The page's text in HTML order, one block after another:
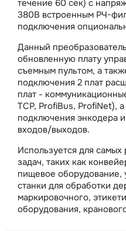
течение 60 сек) с
380В встроенным РЧ-
подключения
Данный
обновленную плату
съемным пультом, а
подключения 2 плат
плат -
TCP, ProfiBus, ProfiNet),
подключения энкодера
входов/выходов.
Используется для
задач, таких как
пищевое
станки для обработки
маркировочного,
оборудования,